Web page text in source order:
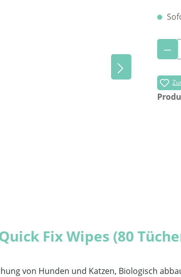
Fix Wipes (80
von Hunden und Katzen, Biologisch